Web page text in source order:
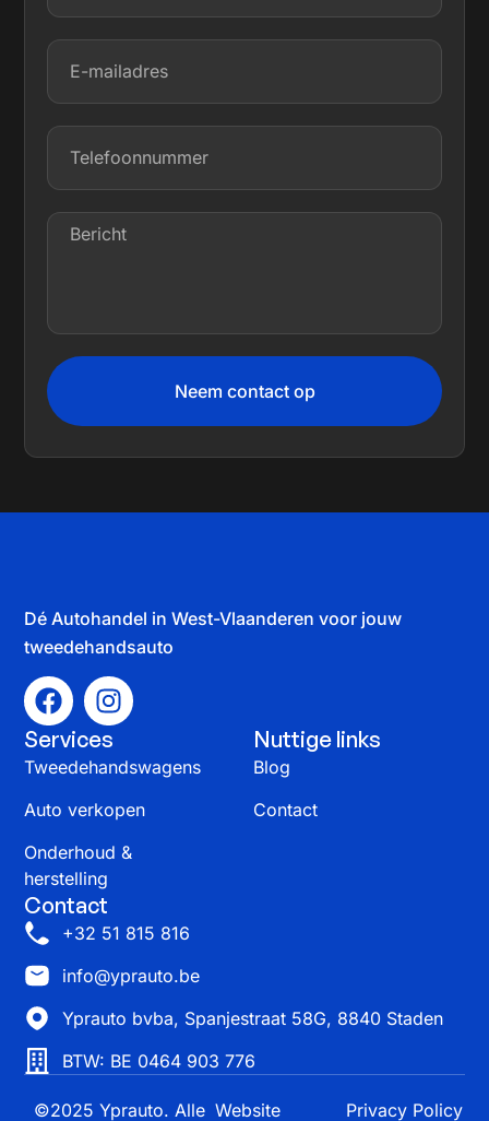
Neem contact op
Dé Autohandel in West-Vlaanderen voor jouw
tweedehandsauto
Services
Tweedehandswagens
Auto verkopen
Onderhoud &
herstelling
Nuttige links
Blog
Contact
Contact
+32 51 815 816
info@yprauto.be
Yprauto bvba, Spanjestraat 58G, 8840 Staden
BTW: BE 0464 903 776
©2025 Yprauto. Alle Website Privacy Policy